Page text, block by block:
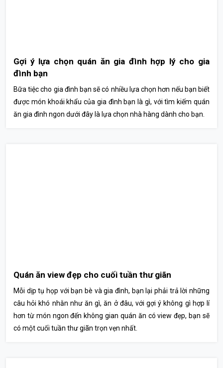
Gợi ý lựa chọn quán ăn gia đình hợp lý cho gia
đình bạn
Bữa tiệc cho gia đình bạn sẽ có nhiều lựa chọn hơn nếu bạn biết
được món khoái khẩu của gia đình bạn là gì, với tìm kiếm quán
ăn gia đình ngon dưới đây là lựa chọn nhà hàng dành cho bạn.
Quán ăn view đẹp cho cuối tuần thư giãn
Mỗi dịp tụ họp với bạn bè và gia đình, bạn lại phải trả lời những
câu hỏi khó nhằn như ăn gì, ăn ở đâu, với gợi ý không gì hợp lí
hơn từ món ngon đến không gian quán ăn có view đẹp, bạn sẽ
có một cuối tuần thư giãn trọn vẹn nhất.